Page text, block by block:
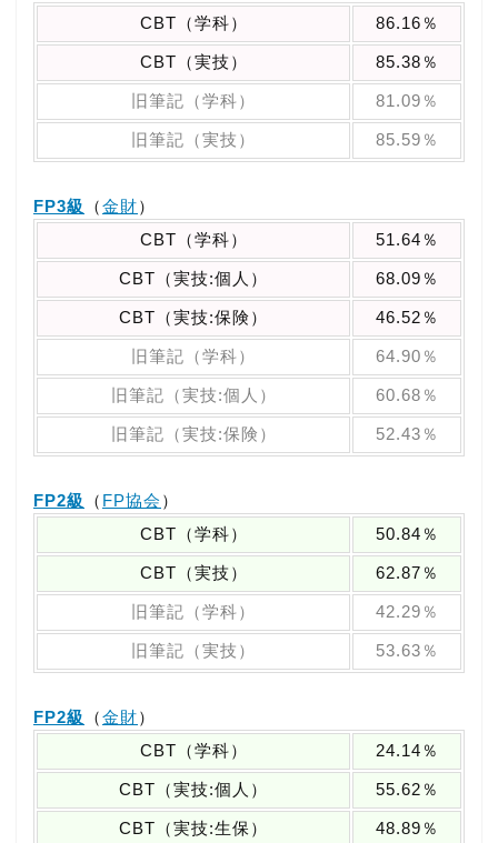
CBT（学科）
86.16％
CBT（実技） 85.38％
旧筆記（学科） 81.09％
旧筆記（実技） 85.59％
FP3級 （金財）
CBT（学科）
51.64％
CBT（実技:個人） 68.09％
CBT（実技:保険） 46.52％
旧筆記（学科） 64.90％
旧筆記（実技:個人） 60.68％
旧筆記（実技:保険） 52.43％
FP2級 （ FP協会 ）
CBT（学科）
50.84％
CBT（実技） 62.87％
旧筆記（学科） 42.29％
旧筆記（実技） 53.63％
FP2級 （金財）
CBT（学科）
24.14％
CBT（実技:個人） 55.62％
CBT（実技:生保） 48.89％